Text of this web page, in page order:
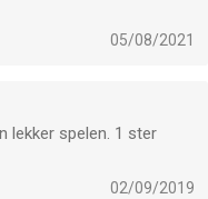
05/08/2021
lekker spelen. 1 ster
02/09/2019